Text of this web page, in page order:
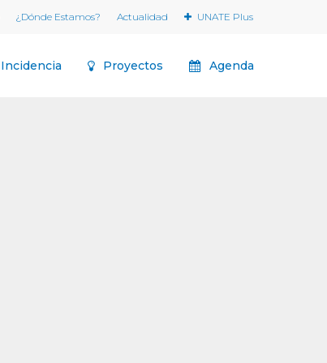
¿Dónde Estamos? Actualidad UNATE Plus
Incidencia Proyectos Agenda